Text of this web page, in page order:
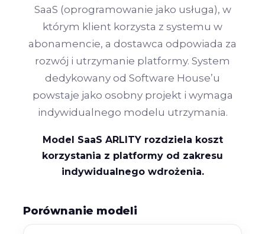
SaaS (oprogramowanie jako usługa), w
którym klient korzysta z systemu w
abonamencie, a dostawca odpowiada za
rozwój i utrzymanie platformy. System
dedykowany od Software House’u
powstaje jako osobny projekt i wymaga
indywidualnego modelu utrzymania.
Model SaaS ARLITY rozdziela koszt
korzystania z platformy od zakresu
indywidualnego wdrożenia.
Porównanie modeli